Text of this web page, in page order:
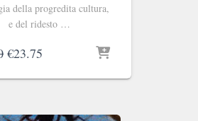
della progredita cultura,
e del ridesto …
Il
originale
€25.00.
€23.75
attuale
€23.75.